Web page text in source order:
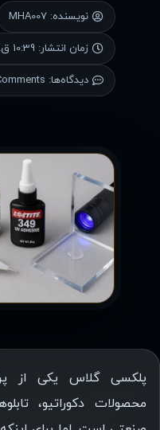
نویسنده:
زمان انتشار: 10:39 ق.ظ
دیدگاه‌ها:
پلکسی گلاس یکی از
محصولات دکوراتیو،